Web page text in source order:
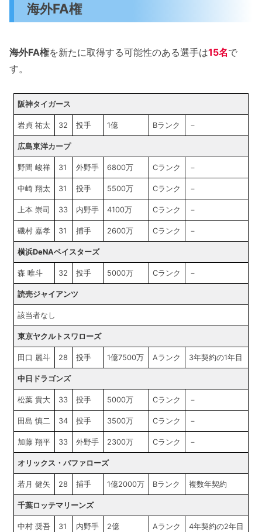
海外FA権
海外FA権を新たに取得する可能性のある選手は15名で
す。
阪神タイガース
岩貞 祐太 32 投手 1億 Bランク －
広島東洋カープ
野間 峻祥 31 外野手 6800万 Cランク －
中崎 翔太 31 投手 5500万 Cランク －
上本 崇司 33 内野手 4100万 Cランク －
磯村 嘉孝 31 捕手 2600万 Cランク －
横浜DeNAベイスターズ
森 唯斗 32 投手 5000万 Cランク －
読売ジャイアンツ
該当者なし
東京ヤクルトスワローズ
田口 麗斗 28 投手 1億7500万 Aランク 3年契約の1年目
中日ドラゴンズ
松葉 貴大 33 投手 5000万 Cランク －
田島 慎二 34 投手 3500万 Cランク －
加藤 翔平 33 外野手 2300万 Cランク －
オリックス・バファローズ
若月 健矢 28 捕手 1億2000万 Bランク 複数年契約
千葉ロッテマリーンズ
中村 奨吾 31 内野手 2億 Aランク 4年契約の2年目